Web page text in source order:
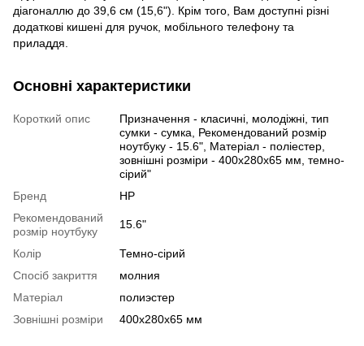
діагоналлю до 39,6 см (15,6"). Крім того, Вам доступні різні
додаткові кишені для ручок, мобільного телефону та
приладдя.
Основні характеристики
Короткий опис
Призначення - класичні, молодіжні, тип
сумки - сумка, Рекомендований розмір
ноутбуку - 15.6", Матеріал - поліестер,
зовнішні розміри - 400х280х65 мм, темно-
сірий"
Бренд
HP
Рекомендований
розмір ноутбуку
15.6"
Колір
Темно-сірий
Спосіб закриття
молния
Матеріал
полиэстер
Зовнішні розміри
400х280х65 мм